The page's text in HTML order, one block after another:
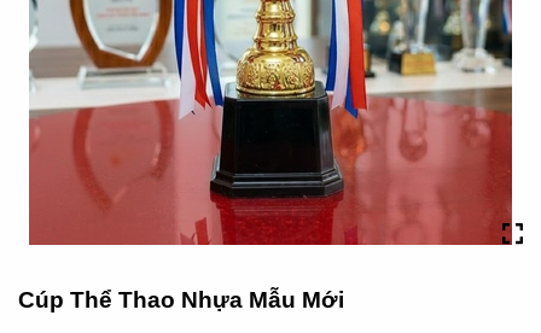
Cúp Thể Thao Nhựa Mẫu Mới